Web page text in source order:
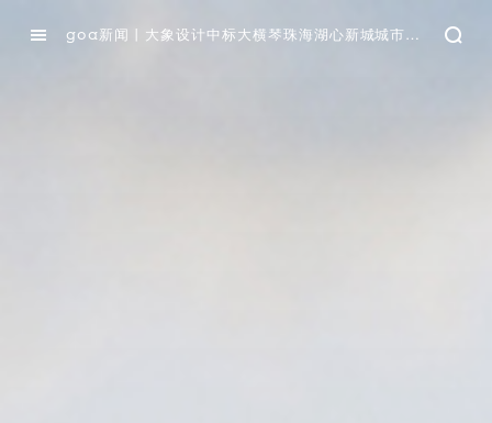
goa新闻丨大象设计中标大横琴珠海湖心新城城市设计